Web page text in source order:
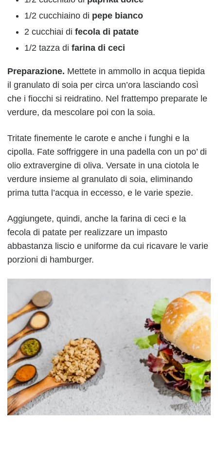
1/2 cucchiaino di pepe bianco
2 cucchiai di fecola di patate
1/2 tazza di farina di ceci
Preparazione. Mettete in ammollo in acqua tiepida
il granulato di soia per circa un’ora lasciando così
che i fiocchi si reidratino. Nel frattempo preparate le
verdure, da mescolare poi con la soia.
Tritate finemente le carote e anche i funghi e la
cipolla. Fate soffriggere in una padella con un po’ di
olio extravergine di oliva. Versate in una ciotola le
verdure insieme al granulato di soia, eliminando
prima tutta l’acqua in eccesso, e le varie spezie.
Aggiungete, quindi, anche la farina di ceci e la
fecola di patate per realizzare un impasto
abbastanza liscio e uniforme da cui ricavare le varie
porzioni di hamburger.